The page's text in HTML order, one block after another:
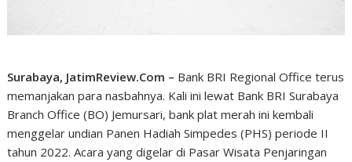
Surabaya, JatimReview.Com – Bank BRI Regional Office terus
memanjakan para nasbahnya. Kali ini lewat Bank BRI Surabaya
Branch Office (BO) Jemursari, bank plat merah ini kembali
menggelar undian Panen Hadiah Simpedes (PHS) periode II
tahun 2022. Acara yang digelar di Pasar Wisata Penjaringan